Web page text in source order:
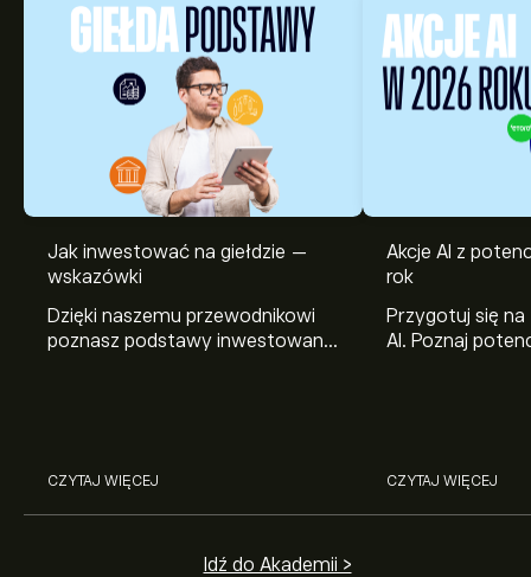
Jak inwestować na giełdzie —
wskazówki
Dzięki naszemu przewodnikowi
poznasz podstawy inwestowania
CZYTAJ WIĘCEJ
Akcje AI z
rok
Przygotuj się
AI. Poznaj
CZYTAJ WIĘCEJ
Idź do Akademii >